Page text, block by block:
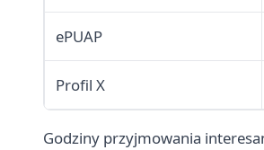
ePUAP
Profil X
Godziny przyjmowania